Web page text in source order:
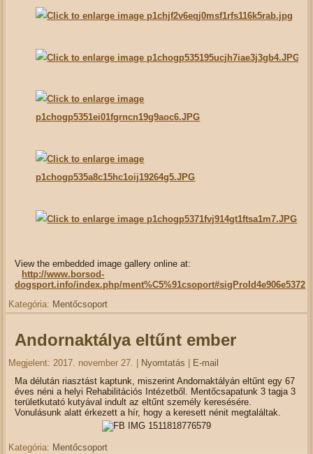
View the embedded image gallery online at:
http://www.borsod-
dogsport.info/index.php/ment%C5%91csoport#sigProId4e906e5372
Kategória: Mentőcsoport
Andornaktálya eltűnt ember
Megjelent: 2017. november 27. Nyomtatás
E-mail
Ma délután riasztást kaptunk, miszerint Andornaktályán eltűnt egy 67
éves néni a helyi Rehabilitációs Intézetből. Mentőcsapatunk 3 tagja 3
területkutató kutyával indult az eltűnt személy keresésére.
Vonulásunk alatt érkezett a hír, hogy a keresett nénit megtaláltak.
Kategória: Mentőcsoport